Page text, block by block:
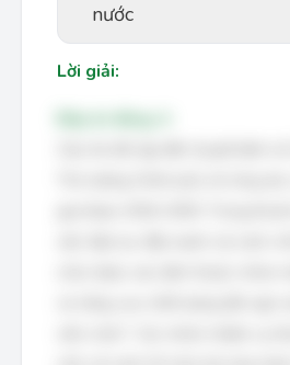
nước
Lời giải: